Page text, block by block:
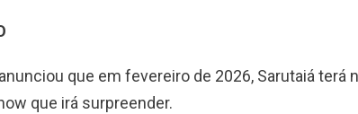
que em fevereiro de 2026, Sarutaiá
que irá surpreender.